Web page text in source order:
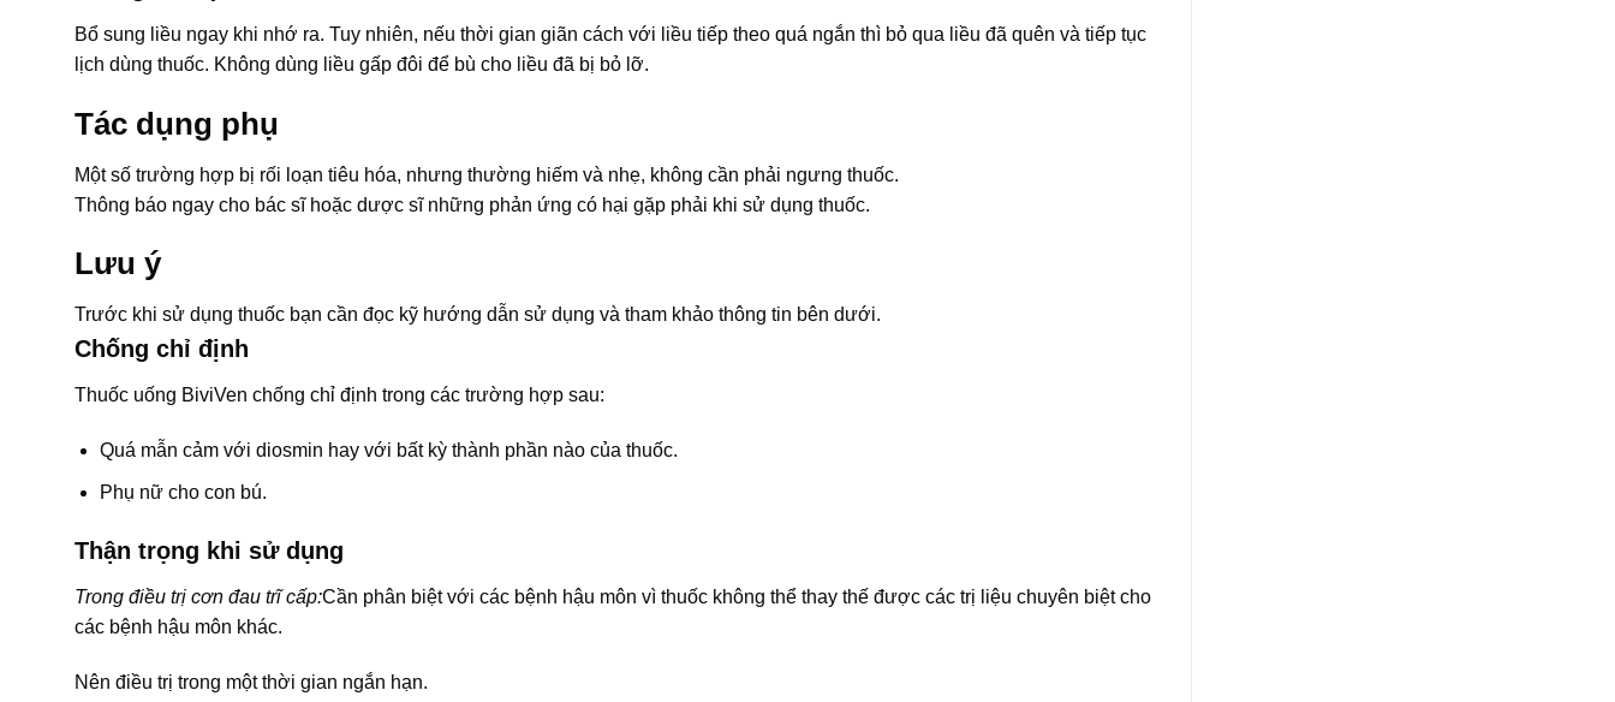
Bổ sung liều ngay khi nhớ ra. Tuy nhiên, nếu thời gian giãn cách với liều tiếp theo quá ngắn thì bỏ qua liều đã quên và tiếp tục
lịch dùng thuốc. Không dùng liều gấp đôi để bù cho liều đã bị bỏ lỡ.
Tác dụng phụ
Một số trường hợp bị rối loạn tiêu hóa, nhưng thường hiếm và nhẹ, không cần phải ngưng thuốc.
Thông báo ngay cho bác sĩ hoặc dược sĩ những phản ứng có hại gặp phải khi sử dụng thuốc.
Lưu ý
Trước khi sử dụng thuốc bạn cần đọc kỹ hướng dẫn sử dụng và tham khảo thông tin bên dưới.
Chống chỉ định
Thuốc uống BiviVen chống chỉ định trong các trường hợp sau:
Quá mẫn cảm với diosmin hay với bất kỳ thành phần nào của thuốc.
Phụ nữ cho con bú.
Thận trọng khi sử dụng
Trong điều trị cơn đau trĩ cấp:Cần phân biệt với các bệnh hậu môn vì thuốc không thể thay thế được các trị liệu chuyên biệt cho
các bệnh hậu môn khác.
Nên điều trị trong một thời gian ngắn hạn.